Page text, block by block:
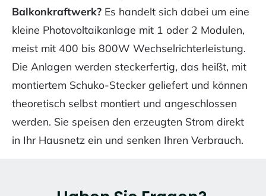
Balkonkraftwerk? Es handelt sich dabei um eine
kleine Photovoltaikanlage mit 1 oder 2 Modulen,
meist mit 400 bis 800W Wechselrichterleistung.
Die Anlagen werden steckerfertig, das heißt, mit
montiertem Schuko-Stecker geliefert und können
theoretisch selbst montiert und angeschlossen
werden. Sie speisen den erzeugten Strom direkt
in Ihr Hausnetz ein und senken Ihren Verbrauch.